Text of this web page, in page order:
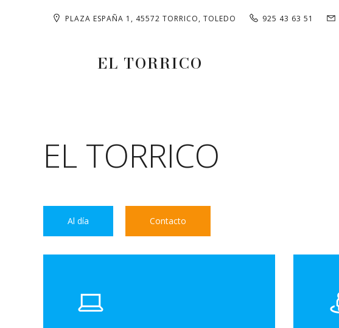
PLAZA ESPAÑA 1, 45572 TORRICO, TOLEDO 925 43 63 51
EL TORRICO
EL TORRICO
Al día Contacto